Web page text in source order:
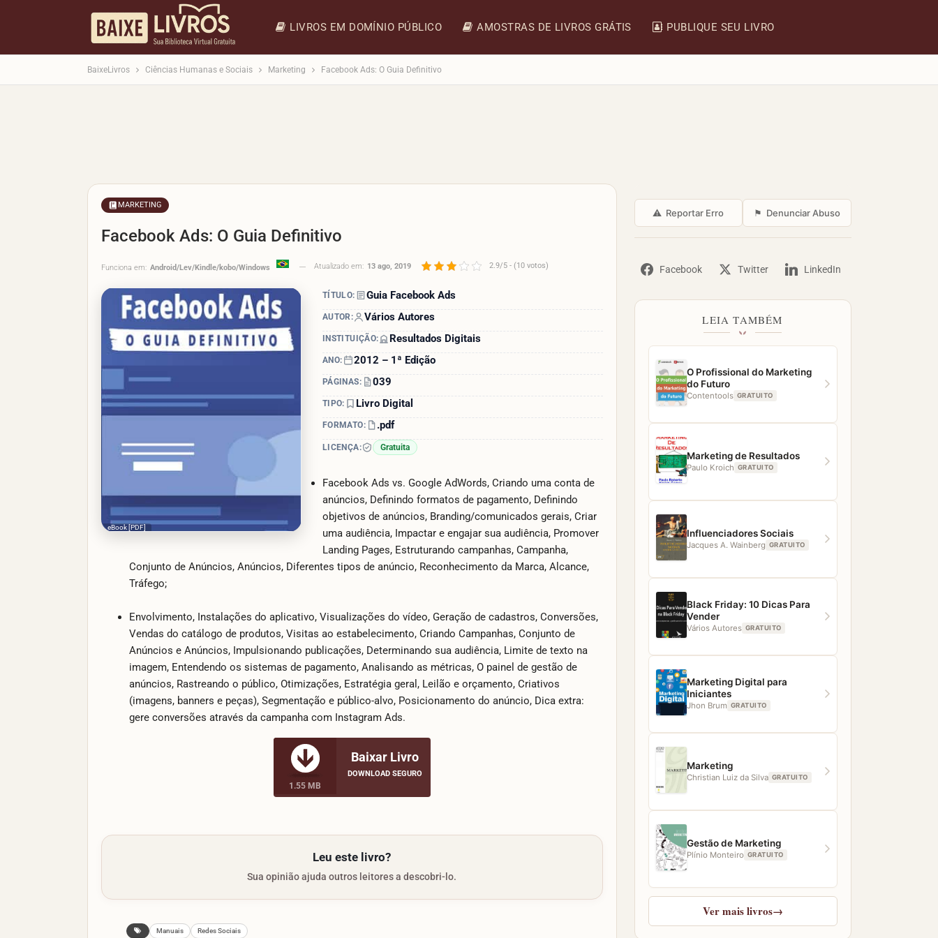
LIVROS EM DOMÍNIO PÚBLICO AMOSTRAS DE LIVROS GRÁTIS PUBLIQUE SEU LIVRO
BaixeLivros Ciências Humanas e Sociais Marketing Facebook Ads: O Guia Definitivo
MARKETING
Facebook Ads: O Guia Definitivo
Funciona em: Android/Lev/Kindle/kobo/Windows Atualizado em: 13 ago, 2019
eBook [PDF]
2.9/5 - (10 votos)
TÍTULO: Guia Facebook Ads
AUTOR: Vários Autores
INSTITUIÇÃO: Resultados Digitais
ANO: 2012 – 1ª Edição
PÁGINAS: 039
TIPO: Livro Digital
FORMATO: .pdf
LICENÇA: Gratuita
Facebook Ads vs. Google AdWords, Criando uma conta de
anúncios, Definindo formatos de pagamento, Definindo
objetivos de anúncios, Branding/comunicados gerais, Criar
uma audiência, Impactar e engajar sua audiência, Promover
Landing Pages, Estruturando campanhas, Campanha,
Conjunto de Anúncios, Anúncios, Diferentes tipos de anúncio, Reconhecimento da Marca, Alcance,
Tráfego;
Envolvimento, Instalações do aplicativo, Visualizações do vídeo, Geração de cadastros, Conversões,
Vendas do catálogo de produtos, Visitas ao estabelecimento, Criando Campanhas, Conjunto de
Anúncios e Anúncios, Impulsionando publicações, Determinando sua audiência, Limite de texto na
imagem, Entendendo os sistemas de pagamento, Analisando as métricas, O painel de gestão de
anúncios, Rastreando o público, Otimizações, Estratégia geral, Leilão e orçamento, Criativos
(imagens, banners e peças), Segmentação e público-alvo, Posicionamento do anúncio, Dica extra:
gere conversões através da campanha com Instagram Ads.
1.55 MB
Baixar Livro
DOWNLOAD SEGURO
Leu este livro?
Sua opinião ajuda outros leitores a descobri-lo.
Manuais Redes Sociais
⚠ Reportar Erro ⚑ Denunciar Abuso
Facebook Twitter LinkedIn
LEIA TAMBÉM
O Profissional do Marketing
do Futuro
Contentools GRATUITO
Marketing de Resultados
Paulo Kroich GRATUITO
Influenciadores Sociais
Jacques A. Wainberg GRATUITO
Black Friday: 10 Dicas Para
Vender
Vários Autores GRATUITO
Marketing Digital para
Iniciantes
Jhon Brum GRATUITO
Marketing
Christian Luiz da Silva GRATUITO
Gestão de Marketing
Plínio Monteiro GRATUITO
Ver mais livros→